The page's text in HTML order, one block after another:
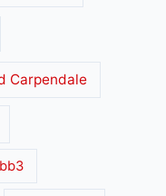
Carpendale